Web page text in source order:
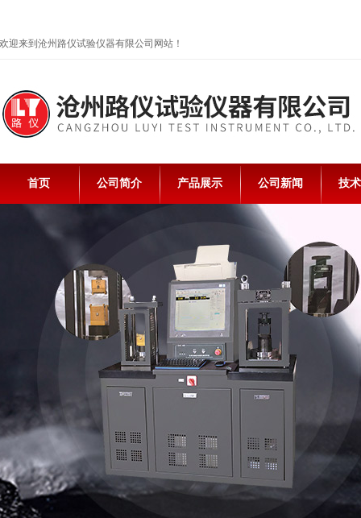
欢迎来到沧州路仪试验仪器有限公司网站！
首页 公司简介 产品展示 公司新闻 技